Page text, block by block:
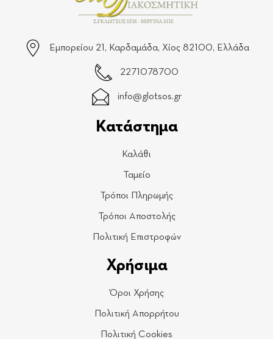
Εμπορείου 21, Καρδαμάδα, Χίος 82100, Ελλάδα
2271078700
info@glotsos.gr
Κατάστημα
Καλάθι
Ταμείο
Τρόποι Πληρωμής
Τρόποι Αποστολής
Πολιτική Επιστροφών
Χρήσιμα
Όροι Χρήσης
Πολιτική Απορρήτου
Πολιτική Cookies